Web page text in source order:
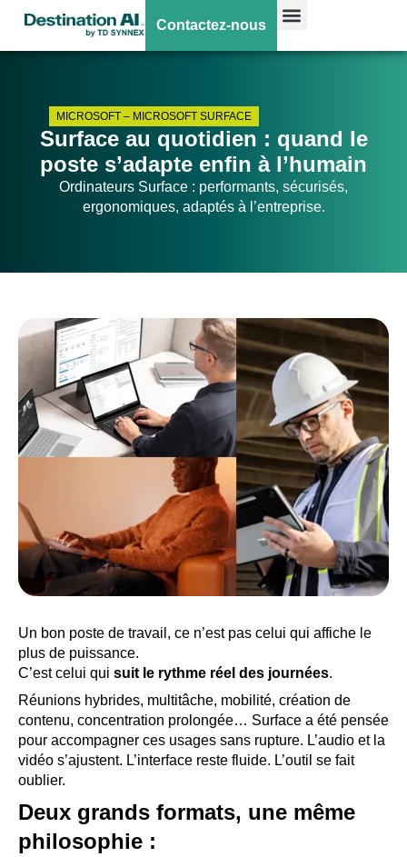
Contactez-nous
MICROSOFT – MICROSOFT SURFACE
Surface au quotidien : quand le
poste s’adapte enfin à l’humain
Ordinateurs Surface : performants, sécurisés,
ergonomiques, adaptés à l’entreprise.
Un bon poste de travail, ce n’est pas celui qui affiche le
plus de puissance.
C’est celui qui suit le rythme réel des journées.
Réunions hybrides, multitâche, mobilité, création de
contenu, concentration prolongée… Surface a été pensée
pour accompagner ces usages sans rupture. L’audio et la
vidéo s’ajustent. L’interface reste fluide. L’outil se fait
oublier.
Deux grands formats, une même
philosophie :